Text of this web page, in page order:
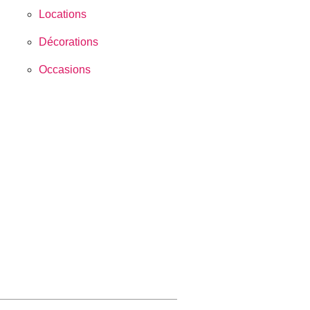
Locations
Décorations
Occasions